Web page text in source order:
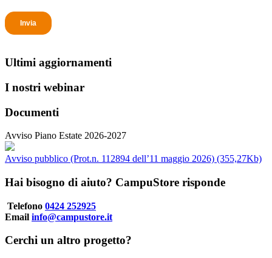
Ultimi aggiornamenti
I nostri webinar
Documenti
Avviso Piano Estate 2026-2027
Avviso pubblico (Prot.n. 112894 dell’11 maggio 2026) (355,27Kb)
Hai bisogno di aiuto? CampuStore risponde
Telefono 0424 252925
Email info@campustore.it
Cerchi un altro progetto?